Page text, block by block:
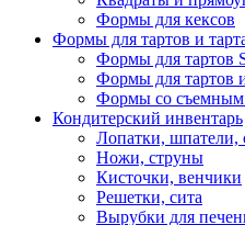
Формы для кексов
Формы для тартов и
Формы для тартов
Формы для тартов
Формы со
Кондитерский инвентарь
Лопатки, шпатели,
Ножи, струны
Кисточки, венчики
Решетки, сита
Вырубки для